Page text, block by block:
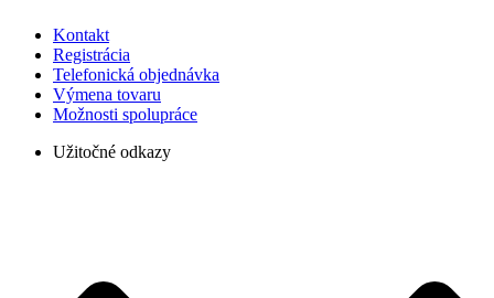
Kontakt
Registrácia
Telefonická objednávka
Výmena tovaru
Možnosti spolupráce
Užitočné odkazy